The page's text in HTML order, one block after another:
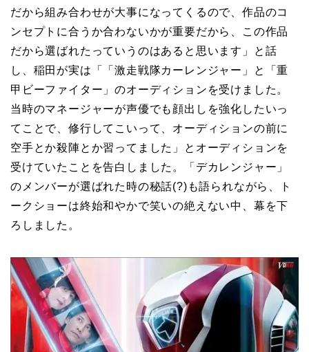
だから組み合わせが大事になってくるので、作品のコ
ンセプトに合うか合わないかが重要だから、この作品
だから選ばれたっていうのはあると思います」と話
し、稲田が実は「「激走戦隊カーレンジャー」と「重
甲ビーファイター」のオーディションを受けました。
当時のマネージャーが声優でも顔出しを強化したいっ
てことで、修行してこいって、オーディションの前に
空手とか殺陣とか習ってました」とオーディションを
受けていたことを告白しました。「デカレンジャー」
のメンバーが選ばれた時の秘話(?)も語られながら、ト
ークショーは終始和やかで笑いの絶えない中、幕を下
ろしました。